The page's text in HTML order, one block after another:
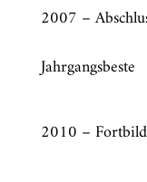
2007 –
Jahrgangsbeste
2010 –